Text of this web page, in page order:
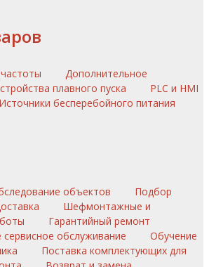
Дополнительное
плавного пуска
PLC и HMI
Источники бесперебойного питания
объектов
Подбор
Шефмонтажные и
Гарантийный ремонт
сервисное обслуживание
Обучение
Поставка комплектующих для